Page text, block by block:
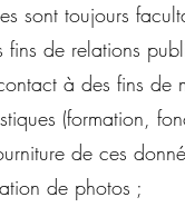
sont toujours
fins de relations
à des fins de
(formation,
de ces
de photos ;